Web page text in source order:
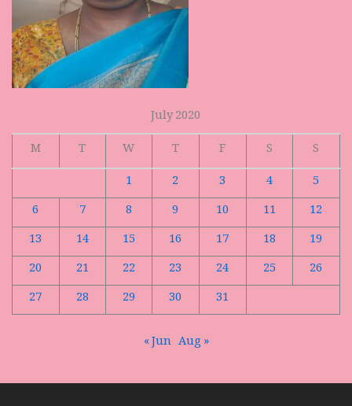
July 2020
M
T W T F S
S
1
2 3 4
5
6
7 8 9 10 11
12
13
14 15 16 17 18
19
20
21 22 23 24 25
26
27
28 29 30 31
« Jun Aug »